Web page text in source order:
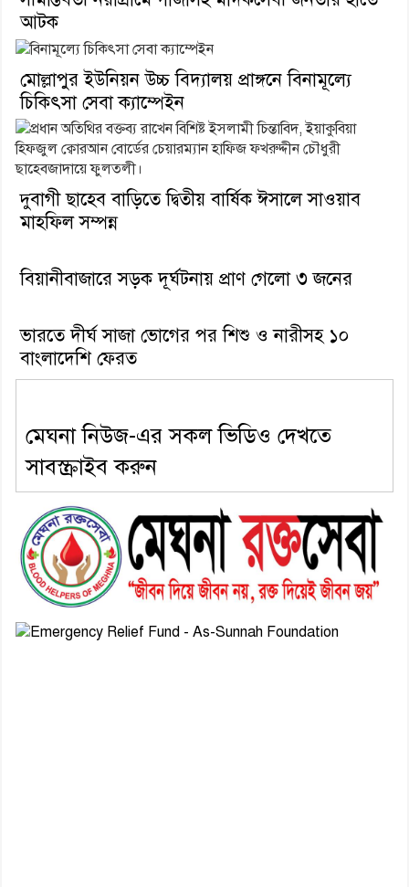
আটক
মোল্লাপুর ইউনিয়ন উচ্চ বিদ্যালয় প্রাঙ্গনে বিনামূল্যে
চিকিৎসা সেবা ক্যাম্পেইন
দুবাগী ছাহেব বাড়িতে দ্বিতীয় বার্ষিক ঈসালে সাওয়াব
মাহফিল সম্পন্ন
বিয়ানীবাজারে সড়ক দূর্ঘটনায় প্রাণ গেলো ৩ জনের
ভারতে দীর্ঘ সাজা ভোগের পর শিশু ও নারীসহ ১০
বাংলাদেশি ফেরত
মেঘনা নিউজ-এর সকল ভিডিও দেখতে
সাবস্ক্রাইব করুন